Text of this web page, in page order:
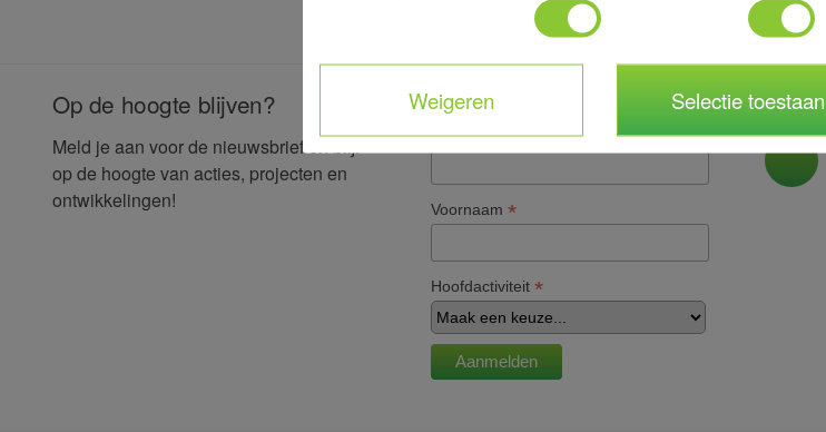
Op de hoogte blijven?
Meld je aan voor de nieuwsbrief en blijf
op de hoogte van acties, projecten en
ontwikkelingen!
verplicht
E-mailadres*
Voornaam *
Hoofdactiviteit *
Volg
Weigeren Selectie toestaan